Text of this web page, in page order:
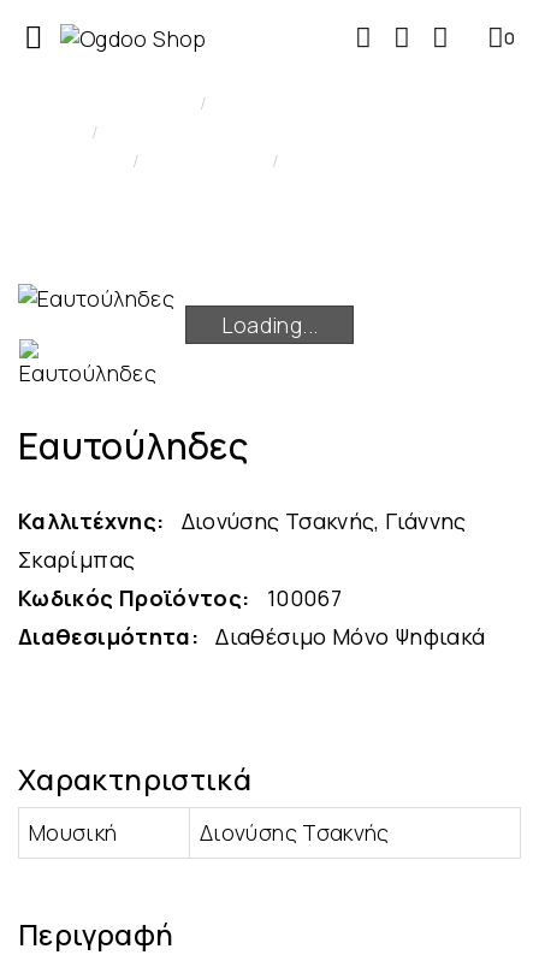
0
Loading...
Loading...
Εαυτούληδες
Καλλιτέχνης:
Διονύσης Τσακνής, Γιάννης
Σκαρίμπας
Κωδικός Προϊόντος:
100067
Διαθεσιμότητα:
Διαθέσιμο Μόνο Ψηφιακά
Χαρακτηριστικά
Μουσική Διονύσης Τσακνής
Περιγραφή